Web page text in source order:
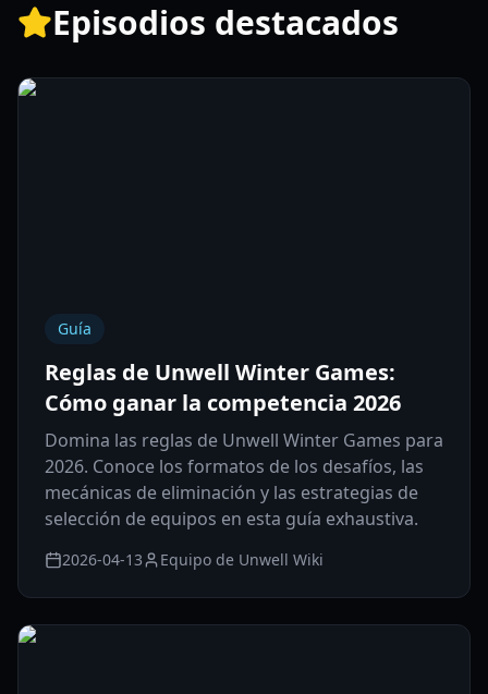
Episodios destacados
Guía
Reglas de Unwell Winter Games:
Cómo ganar la competencia 2026
Domina las reglas de Unwell Winter Games para
2026. Conoce los formatos de los desafíos, las
mecánicas de eliminación y las estrategias de
selección de equipos en esta guía exhaustiva.
2026-04-13 Equipo de Unwell Wiki